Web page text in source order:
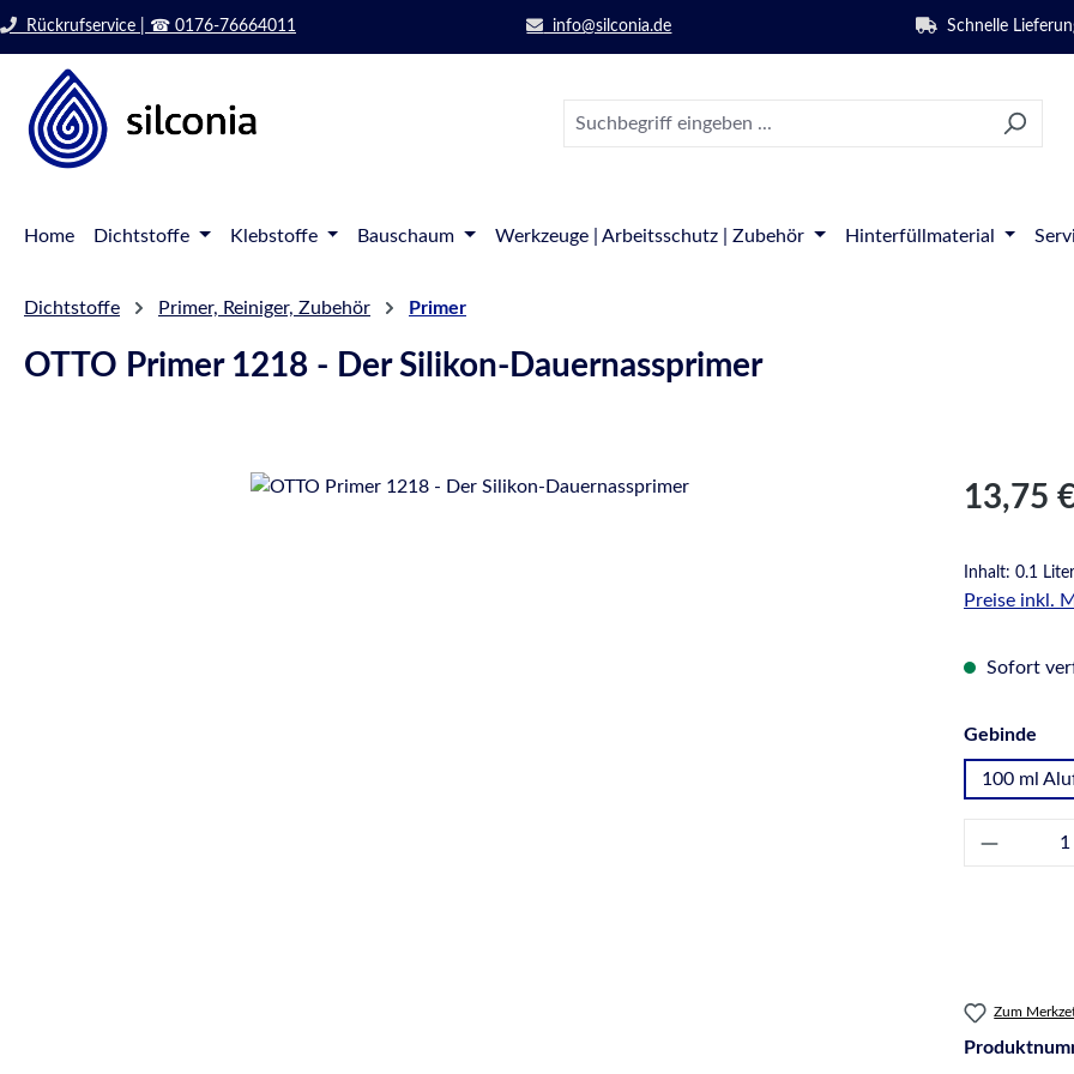
Hauptinhalt springen
Zur Suche springen
Zur Hauptnavigation springen
Rückrufservice | ☎ 0176-76664011 info@silconia.de Schnelle
Home Dichtstoffe Klebstoffe Bauschaum Werkzeuge | Arbeitsschutz | Zubehör Hinterfüllmaterial
Dichtstoffe Primer, Reiniger, Zubehör Primer
OTTO Primer 1218 - Der Silikon-Dauernassprimer
Regulärer
13,75
Inhalt: 0.1 Liter
Preise inkl.
Sofort
Gebinde
100 ml
Zum